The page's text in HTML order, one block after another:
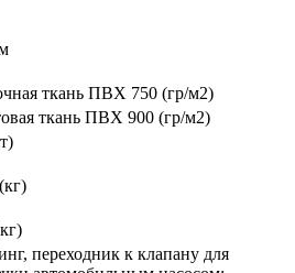
ткань ПВХ 750 (гр/м2)
ткань ПВХ 900 (гр/м2)
переходник к клапану для